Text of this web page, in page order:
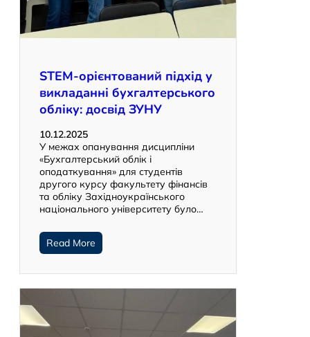
STEM-орієнтований підхід у
викладанні бухгалтерського
обліку: досвід ЗУНУ
10.12.2025
У межах опанування дисципліни
«Бухгалтерський облік і
оподаткування» для студентів
другого курсу факультету фінансів
та обліку Західноукраїнського
національного університету було…
Read More